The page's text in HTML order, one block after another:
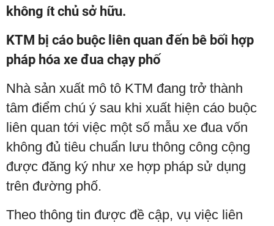
không ít chủ sở hữu.
KTM bị cáo buộc liên quan đến bê bối hợp
pháp hóa xe đua chạy phố
Nhà sản xuất mô tô KTM đang trở thành
tâm điểm chú ý sau khi xuất hiện cáo buộc
liên quan tới việc một số mẫu xe đua vốn
không đủ tiêu chuẩn lưu thông công cộng
được đăng ký như xe hợp pháp sử dụng
trên đường phố.
Theo thông tin được đề cập, vụ việc liên